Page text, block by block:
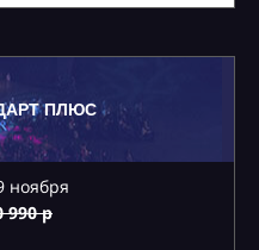
ПЛЮС
ноября
990 р